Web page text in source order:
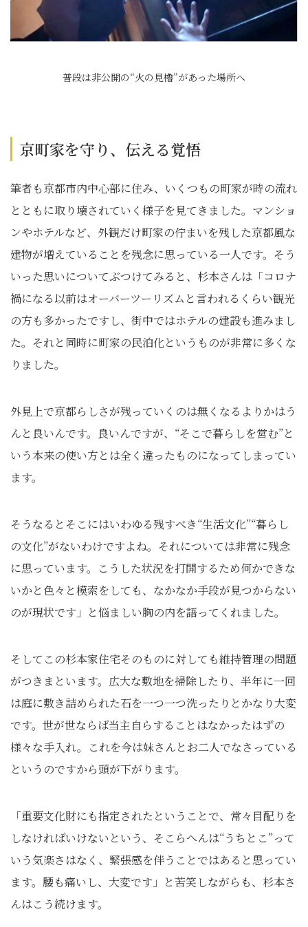
普段は非公開の“火の見櫓”があった場所へ
京町家を守り、伝える覚悟
筆者も京都市内中心部に住み、いくつもの町家が時の流れ
とともに取り壊されていく様子を見てきました。マンショ
ンやホテルなど、外観だけ町家の佇まいを残した京都風な
建物が増えていることを残念に思っている一人です。そう
いった思いについてぶつけてみると、杉本さんは「コロナ
禍になる以前はオーバーツーリズムと言われるくらい観光
の方も多かったですし、街中ではホテルの建設も進みまし
た。それと同時に町家の民泊化というものが非常に多くな
りました。
外見上で京都らしさが残っていくのは無くなるよりかはう
んと良いんです。良いんですが、“そこで暮らしを営む”と
いう本来の使い方とは全く違ったものになってしまってい
ます。
そうなるとそこにはいわゆる残すべき“生活文化”“暮らし
の文化”がないわけですよね。それについては非常に残念
に思っています。こうした状況を打開するため何かできな
いかと色々と模索をしても、なかなか手段が見つからない
のが現状です」と悩ましい胸の内を語ってくれました。
そしてこの杉本家住宅そのものに対しても維持管理の問題
がつきまといます。広大な敷地を掃除したり、半年に一回
は庭に敷き詰められた石を一つ一つ洗ったりとかなり大変
です。世が世ならば当主自らすることはなかったはずの
様々な手入れ。これを今は妹さんとお二人でなさっている
というのですから頭が下がります。
「重要文化財にも指定されたということで、常々目配りを
しなければいけないという、そこらへんは“うちとこ”って
いう気楽さはなく、緊張感を伴うことではあると思ってい
ます。腰も痛いし、大変です」と苦笑しながらも、杉本さ
んはこう続けます。